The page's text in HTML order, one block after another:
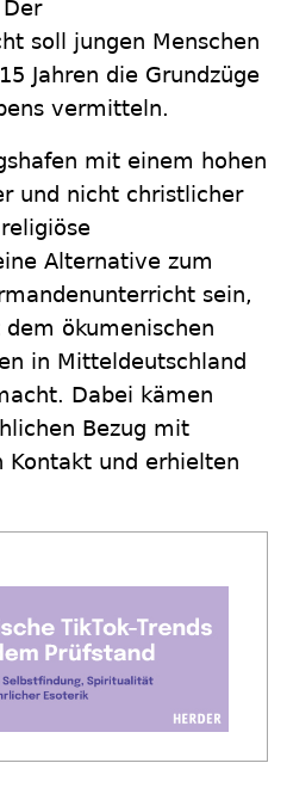
soll jungen Menschen
Jahren die Grundzüge
vermitteln.
mit einem hohen
und nicht christlicher
Alternative zum
sein,
ökumenischen
in Mitteldeutschland
Dabei kämen
Bezug mit
Kontakt und erhielten